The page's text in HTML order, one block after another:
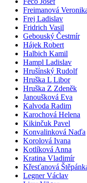
Freimanová
Frej Ladislav
Fridrich Vasil
Gebouský Čestmír
Hájek Robert
Halbich Kamil
Hampl Ladislav
Hrušínský Rudolf
Hruška L Libor
Hruška Z Zdeněk
Janoušková Eva
Kalvoda Radim
Karochová Helena
Kikinčuk Pavel
Konvalinková Naďa
Korolová Ivana
Kotlíková Anna
Kratina Vladimír
Křesťanová
Legner Václav